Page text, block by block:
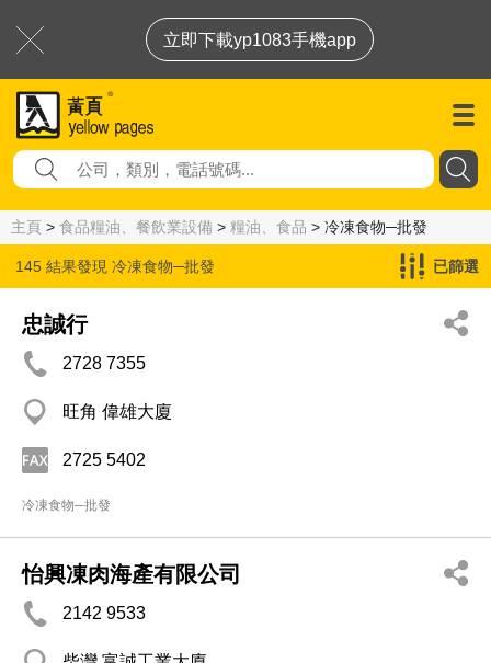
立即下載yp1083手機app
主頁 > 食品糧油、餐飲業設備 > 糧油、食品 > 冷凍食物─批發
145 結果發現 冷凍食物─批發 已篩選
忠誠行
2728 7355
旺角 偉雄大廈
2725 5402
冷凍食物─批發
怡興凍肉海產有限公司
2142 9533